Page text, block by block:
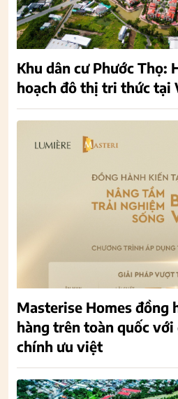
Khu dân cư Phước Thọ:
hoạch đô thị tri thức tại
Masterise Homes đồng
hàng trên toàn quốc
chính ưu việt